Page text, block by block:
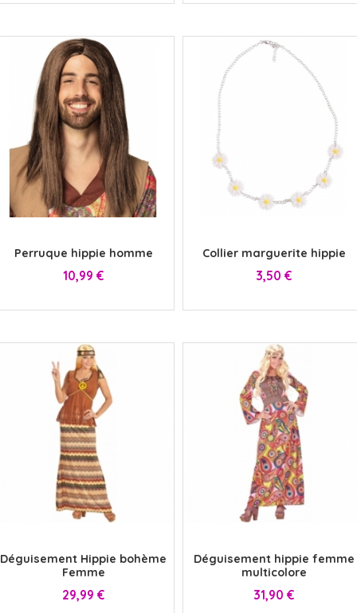
Perruque hippie homme
Prix
10,99 €
Collier marguerite hippie
Prix
3,50 €
Déguisement Hippie bohème
Femme
Prix
29,99 €
Déguisement hippie femme
multicolore
Prix
31,90 €